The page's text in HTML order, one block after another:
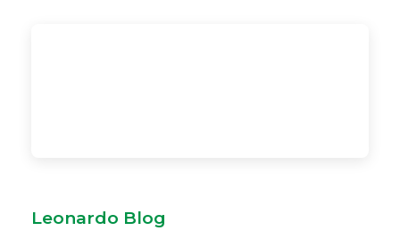
Leonardo Blog